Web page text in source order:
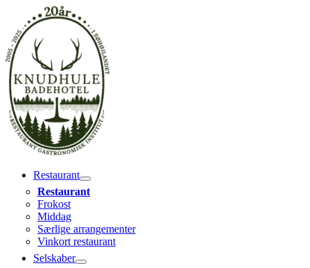
indholdet
Restaurant
Restaurant
Frokost
Middag
Særlige arrangementer
Vinkort restaurant
Selskaber